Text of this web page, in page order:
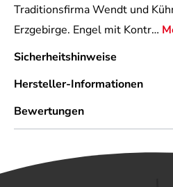
Traditionsfirma Wendt und
Erzgebirge. Engel mit Kontr…
Sicherheitshinweise
Hersteller-Informationen
Bewertungen